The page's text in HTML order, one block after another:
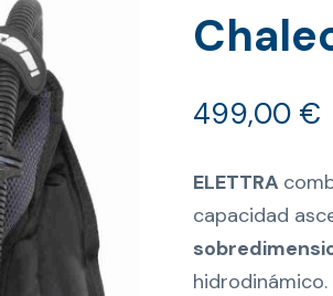
499,00 €
ELETTRA
capacidad